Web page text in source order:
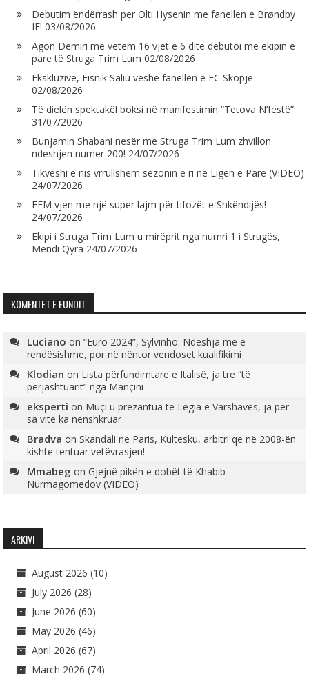
Debutim ëndërrash për Olti Hysenin me fanellën e Brøndby
IF! 03/08/2026
Agon Demiri me vetëm 16 vjet e 6 ditë debutoi me ekipin e
parë të Struga Trim Lum 02/08/2026
Ekskluzive, Fisnik Saliu veshë fanellën e FC Skopje
02/08/2026
Të dielën spektakël boksi në manifestimin “Tetova N’festë”
31/07/2026
Bunjamin Shabani nesër me Struga Trim Lum zhvillon
ndeshjen numër 200! 24/07/2026
Tikveshi e nis vrrullshëm sezonin e ri në Ligën e Parë (VIDEO)
24/07/2026
FFM vjen me një super lajm për tifozët e Shkëndijës!
24/07/2026
Ekipi i Struga Trim Lum u mirëprit nga numri 1 i Strugës,
Mendi Qyra 24/07/2026
KOMENTET E FUNDIT
Luciano on“Euro 2024”, Sylvinho: Ndeshja më e
rëndësishme, por në nëntor vendoset kualifikimi
Klodian on Lista përfundimtare e Italisë, ja tre “të
përjashtuarit” nga Mançini
eksperti on Muçi u prezantua te Legia e Varshavës, ja për
sa vite ka nënshkruar
Bradva onSkandali në Paris, Kultesku, arbitri që në 2008-ën
kishte tentuar vetëvrasjen!
Mmabeg onGjejnë pikën e dobët të Khabib
Nurmagomedov (VIDEO)
ARKIVI
August 2026 (10)
July 2026 (28)
June 2026 (60)
May 2026 (46)
April 2026 (67)
March 2026 (74)